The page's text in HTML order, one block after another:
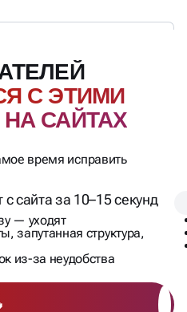
С ЭТИМИ
САЙТАХ
время исправить
сайта за 10–15 секунд
— уходят
запутанная структура,
из-за неудобства